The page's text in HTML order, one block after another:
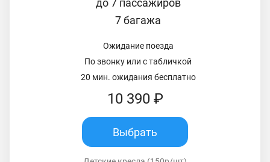
до 7 пассажиров
7 багажа
Ожидание поезда
По звонку или с табличкой
20 мин. ожидания бесплатно
10 390 ₽
Выбрать